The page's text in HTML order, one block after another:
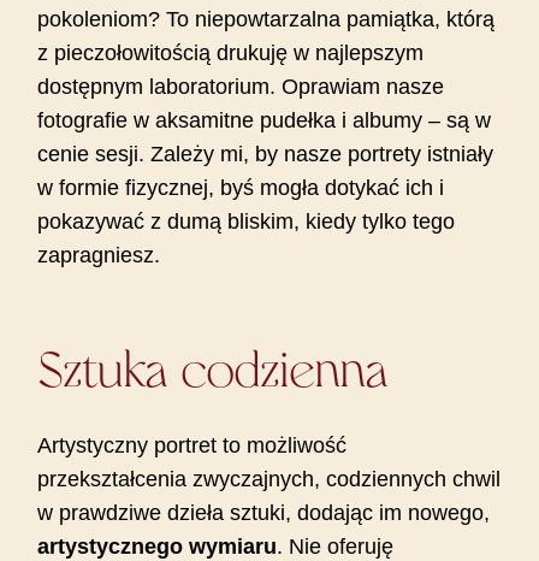
pokoleniom? To niepowtarzalna pamiątka, którą
z pieczołowitością drukuję w najlepszym
dostępnym laboratorium. Oprawiam nasze
fotografie w aksamitne pudełka i albumy – są w
cenie sesji. Zależy mi, by nasze portrety istniały
w formie fizycznej, byś mogła dotykać ich i
pokazywać z dumą bliskim, kiedy tylko tego
zapragniesz.
Sztuka codzienna
Artystyczny portret to możliwość
przekształcenia zwyczajnych, codziennych chwil
w prawdziwe dzieła sztuki, dodając im nowego,
artystycznego wymiaru. Nie oferuję